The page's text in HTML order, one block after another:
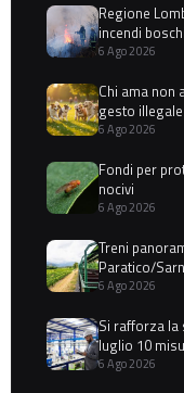
Regione
incendi
6 Ago 2026
Chi ama non
gesto illegale
6 Ago 2026
Fondi per
nocivi
6 Ago 2026
Treni
Paratico/
6 Ago 2026
Si rafforza
luglio 10
6 Ago 2026